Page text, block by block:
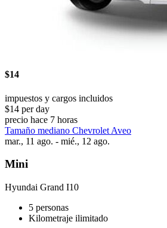
$14
impuestos y cargos incluidos
$14 per day
precio hace 7 horas
Tamaño mediano Chevrolet Aveo
mar., 11 ago. - mié., 12 ago.
Mini
Hyundai Grand I10
5 personas
Kilometraje ilimitado